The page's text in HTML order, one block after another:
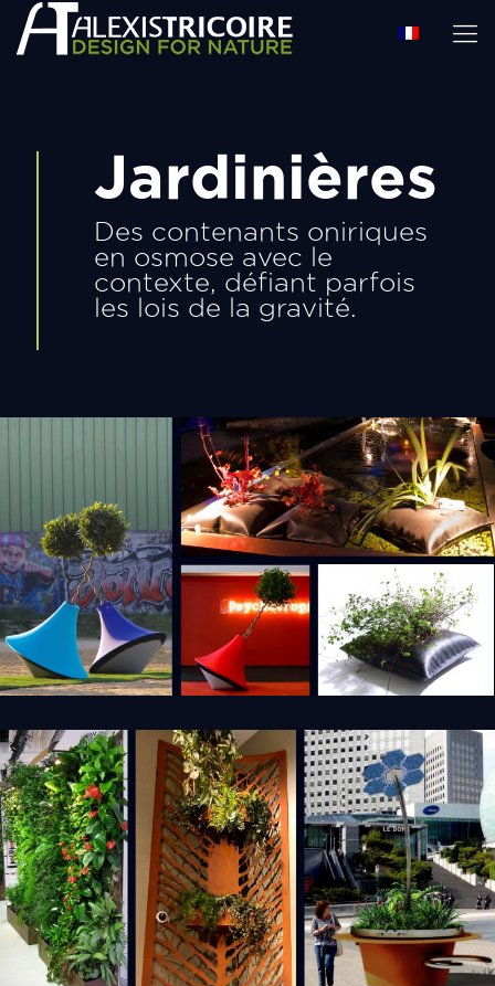
Jardinières
Des contenants oniriques
en osmose avec le
contexte, défiant parfois
les lois de la gravité.